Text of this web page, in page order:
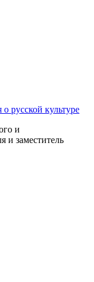
русской культуре
и
и заместитель